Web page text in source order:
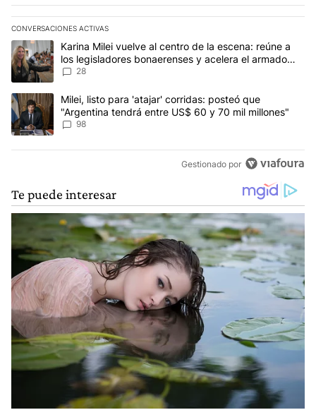
CONVERSACIONES ACTIVAS
Este listado muestra los artículos con más comentarios en los
Un artículo de tendencia con el título "Karina Milei vuelve al
Karina Milei vuelve al centro de la escena: reúne a
los legisladores bonaerenses y acelera el armado
para 2027
28
Un artículo de tendencia con el título "Milei, listo para 'atajar'
Milei, listo para 'atajar' corridas: posteó que
"Argentina tendrá entre US$ 60 y 70 mil millones"
98
Gestionado por